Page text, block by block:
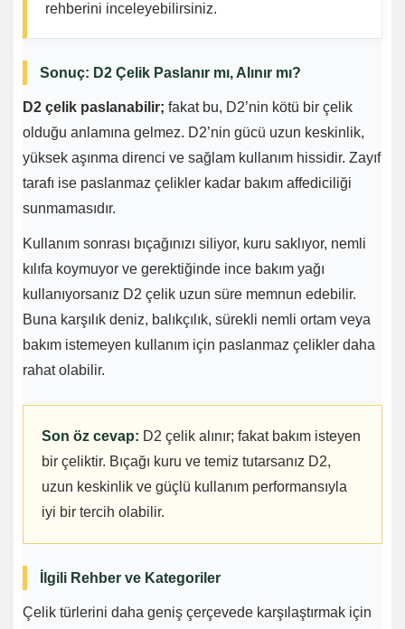
rehberini inceleyebilirsiniz.
Sonuç: D2 Çelik Paslanır mı, Alınır mı?
D2 çelik paslanabilir; fakat bu, D2’nin kötü bir çelik
olduğu anlamına gelmez. D2’nin gücü uzun keskinlik,
yüksek aşınma direnci ve sağlam kullanım hissidir. Zayıf
tarafı ise paslanmaz çelikler kadar bakım affediciliği
sunmamasıdır.
Kullanım sonrası bıçağınızı siliyor, kuru saklıyor, nemli
kılıfa koymuyor ve gerektiğinde ince bakım yağı
kullanıyorsanız D2 çelik uzun süre memnun edebilir.
Buna karşılık deniz, balıkçılık, sürekli nemli ortam veya
bakım istemeyen kullanım için paslanmaz çelikler daha
rahat olabilir.
Son öz cevap: D2 çelik alınır; fakat bakım isteyen
bir çeliktir. Bıçağı kuru ve temiz tutarsanız D2,
uzun keskinlik ve güçlü kullanım performansıyla
iyi bir tercih olabilir.
İlgili Rehber ve Kategoriler
Çelik türlerini daha geniş çerçevede karşılaştırmak için